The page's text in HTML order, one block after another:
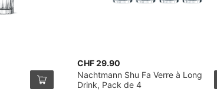
CHF 29.90
Nachtmann Shu Fa Verre à Long
Drink, Pack de 4